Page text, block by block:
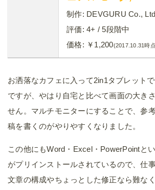
制作: DEVGURU Co.,
評価: 4+ / 5段階中
価格: ￥1,200(2017.10.31時
お洒落なカフェに入って2in1タブレット
ですが、やはり自宅と比べて画面の大き
せん。マルチモニターにすることで、参
稿を書くのがやりやすくなりました。
この他にもWord・Excel・PowerPointと
がプリインストールされているので、仕
文章の構成やちょっとした修正なら難なく